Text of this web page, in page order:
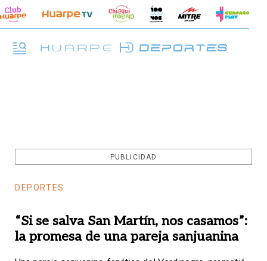
PUBLICIDAD
DEPORTES
“Si se salva San Martín, nos casamos”:
la promesa de una pareja sanjuanina